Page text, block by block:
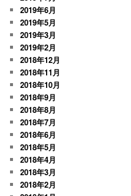
2019年6月
2019年5月
2019年3月
2019年2月
2018年12月
2018年11月
2018年10月
2018年9月
2018年8月
2018年7月
2018年6月
2018年5月
2018年4月
2018年3月
2018年2月